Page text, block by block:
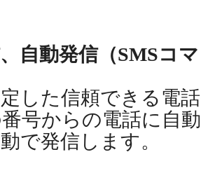
自動発信（SMSコ
した信頼できる電
号からの電話に自
で発信します。